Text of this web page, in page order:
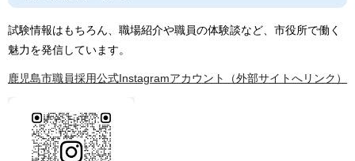
試験情報はもちろん、職場紹介や職員の体験談など、市役所で働く
魅力を発信しています。
鹿児島市職員採用公式Instagramアカウント（外部サイトへリンク）